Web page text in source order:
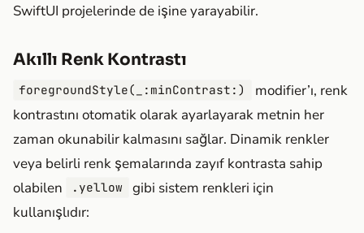
SwiftUI projelerinde de işine yarayabilir.
Akıllı Renk Kontrastı
foregroundStyle(_:minContrast:)
modifier’ı, renk
kontrastını otomatik olarak ayarlayarak metnin her
zaman okunabilir kalmasını sağlar. Dinamik renkler
veya belirli renk şemalarında zayıf kontrasta sahip
olabilen
.yellow
gibi sistem renkleri için
kullanışlıdır: